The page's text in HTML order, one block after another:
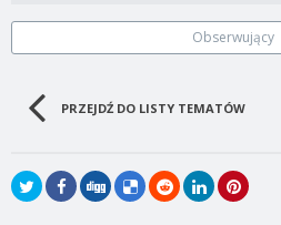
Obserwujący
PRZEJDŹ DO LISTY TEMATÓW